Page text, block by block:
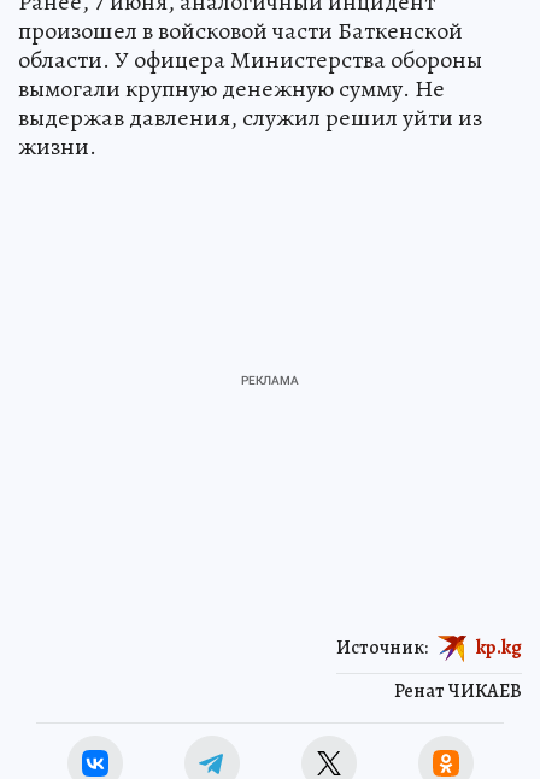
произошел в войсковой части Баткенской
области. У офицера Министерства обороны
вымогали крупную денежную сумму. Не
выдержав давления, служил решил уйти из
жизни.
Ренат ЧИКАЕВ
Источник: kp.kg